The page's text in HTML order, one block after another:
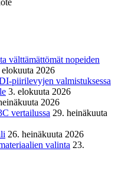
välttämättömät nopeiden
elokuuta 2026
piirilevyjen valmistuksessa
3. elokuuta 2026
2026
vertailussa 29. heinäkuuta
26. heinäkuuta 2026
valinta 23.